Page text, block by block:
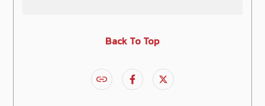
Back To Top